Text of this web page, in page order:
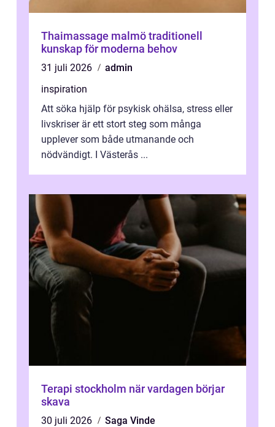
Thaimassage malmö traditionell
kunskap för moderna behov
31 juli 2026
admin
inspiration
Att söka hjälp för psykisk ohälsa, stress eller
livskriser är ett stort steg som många
upplever som både utmanande och
nödvändigt. I Västerås ...
Terapi stockholm när vardagen börjar
skava
30 juli 2026
Saga Vinde